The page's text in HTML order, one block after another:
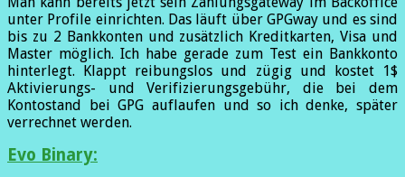
unter Profile einrichten. Das läuft über GPGway und es sind
bis zu 2 Bankkonten und zusätzlich Kreditkarten, Visa und
Master möglich. Ich habe gerade zum Test ein Bankkonto
hinterlegt. Klappt reibungslos und zügig und kostet 1$
Aktivierungs- und Verifizierungsgebühr, die bei dem
Kontostand bei GPG auflaufen und so ich denke, später
verrechnet werden.
Evo Binary: